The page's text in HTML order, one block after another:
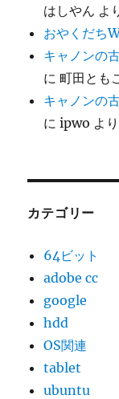
はしやん よ
おやくだち
キャノンの
に町田とも
キャノンの
にipwo より
カテゴリー
64ビット
adobe cc
google
hdd
OS関連
tablet
ubuntu